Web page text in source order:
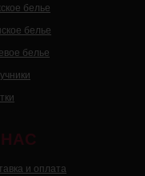
белье
белье
белье
и оплата